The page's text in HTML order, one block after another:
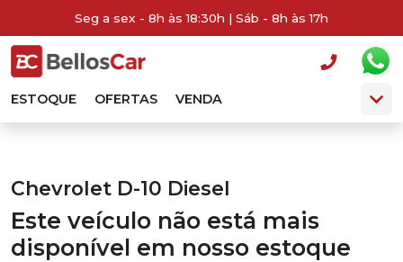
Seg a sex - 8h às 18:30h | Sáb - 8h às 17h
ESTOQUE OFERTAS VENDA
Chevrolet D-10 Diesel
Este veículo não está mais
disponível em nosso estoque